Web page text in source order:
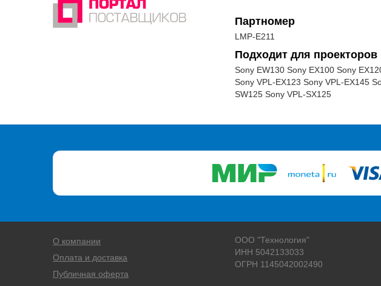
Партномер
LMP-E211
Подходит для проекторов
Sony EW130 Sony EX100 Sony
Sony VPL-EX123 Sony VPL-EX145
SW125 Sony VPL-SX125
О компании
Оплата и доставка
Публичная оферта
ООО "Технология"
ИНН 5042133033
ОГРН 1145042002490